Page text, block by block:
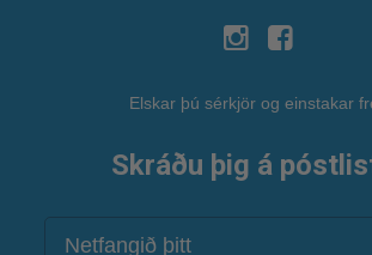
Elskar þú sérkjör og einstakar
Skráðu þig á